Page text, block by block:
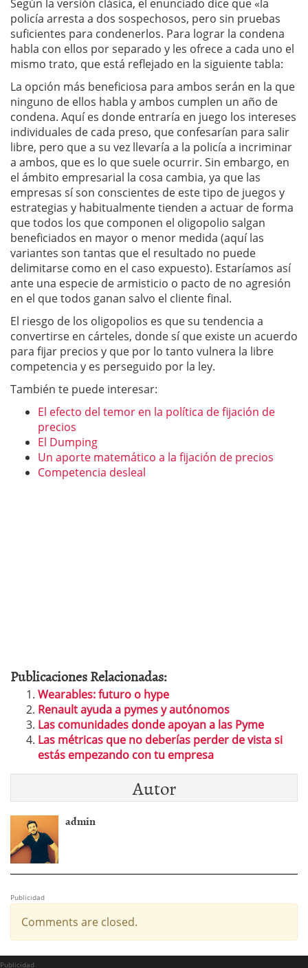
Según la versión clásica, el enunciado dice que «la
policía arresta a dos sospechosos, pero sin pruebas
suficientes para condenerlos. Para lograr la condena
habla con ellos por separado y les ofrece a cada uno el
mismo trato, que está reflejado en la siguiente tabla:
La opción más beneficiosa para ambos serán en la que
ninguno de ellos habla y ambos cumplen un año de
condena. Aquí es donde entraría en juego los intereses
individuales de cada preso, que confesarían para salir
libre, pero que a su vez llevaría a la policía a incriminar
a ambos, que es lo que suele ocurrir. Sin embargo, en
el ámbito empresarial la cosa cambia, ya que las
empresas sí son conscientes de este tipo de juegos y
estrategias y habitualmente tienden a actuar de forma
que todos los que componen el oligopolio salgan
beneficiados en mayor o menor medida (aquí las
variantes son tantas que el resultado no puede
delimitarse como en el caso expuesto). Estaríamos así
ante una especie de armisticio o pacto de no agresión
en el que todos ganan salvo el cliente final.
El riesgo de los oligopolios es que su tendencia a
convertirse en cárteles, donde sí que existe un acuerdo
para fijar precios y que por lo tanto vulnera la libre
competencia y es perseguido por la ley.
También te puede interesar:
El efecto del temor en la política de fijación de
precios
El Dumping
Un aporte matemático a la fijación de precios
Competencia desleal
Publicaciones Relacionadas:
Wearables: futuro o hype
Renault ayuda a pymes y autónomos
Las comunidades donde apoyan a las Pyme
Las métricas que no deberías perder de vista si
estás empezando con tu empresa
Autor
admin
Publicidad
Comments are closed.
Publicidad